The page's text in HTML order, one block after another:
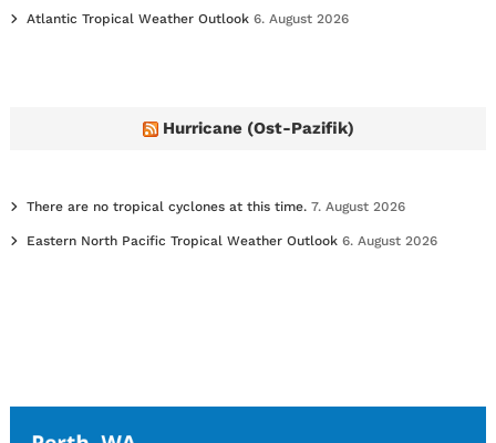
Atlantic Tropical Weather Outlook 6. August 2026
Hurricane (Ost-Pazifik)
There are no tropical cyclones at this time. 7. August 2026
Eastern North Pacific Tropical Weather Outlook 6. August 2026